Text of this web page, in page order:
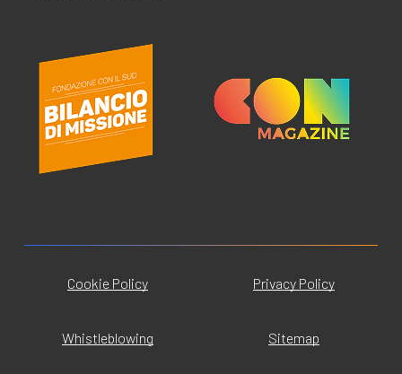
Cookie Policy Privacy Policy
Whistleblowing Sitemap